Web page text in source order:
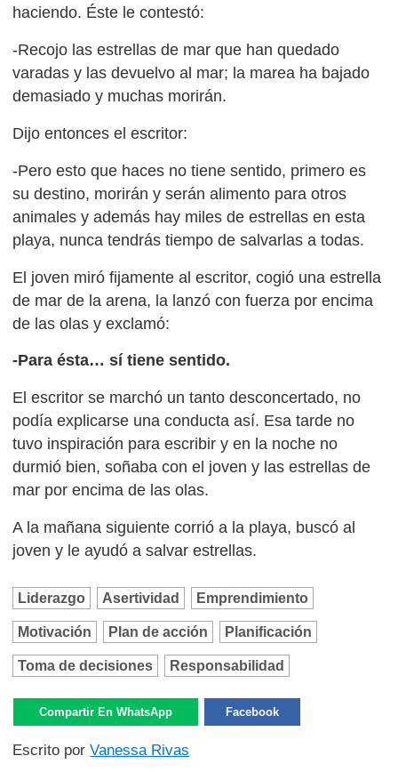
haciendo. Éste le contestó:
-Recojo las estrellas de mar que han quedado
varadas y las devuelvo al mar; la marea ha bajado
demasiado y muchas morirán.
Dijo entonces el escritor:
-Pero esto que haces no tiene sentido, primero es
su destino, morirán y serán alimento para otros
animales y además hay miles de estrellas en esta
playa, nunca tendrás tiempo de salvarlas a todas.
El joven miró fijamente al escritor, cogió una estrella
de mar de la arena, la lanzó con fuerza por encima
de las olas y exclamó:
-Para ésta… sí tiene sentido.
El escritor se marchó un tanto desconcertado, no
podía explicarse una conducta así. Esa tarde no
tuvo inspiración para escribir y en la noche no
durmió bien, soñaba con el joven y las estrellas de
mar por encima de las olas.
A la mañana siguiente corrió a la playa, buscó al
joven y le ayudó a salvar estrellas.
Liderazgo Asertividad Emprendimiento
Motivación Plan de acción Planificación
Toma de decisiones Responsabilidad
Compartir En WhatsApp Facebook
Escrito porVanessa Rivas